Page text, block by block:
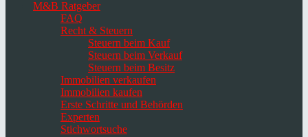
M&B Ratgeber
FAQ
Recht & Steuern
Steuern beim Kauf
Steuern beim Verkauf
Steuern beim Besitz
Immobilien verkaufen
Immobilien kaufen
Erste Schritte und Behörden
Experten
Stichwortsuche